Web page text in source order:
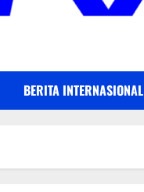
BERITA INTERNASIONAL